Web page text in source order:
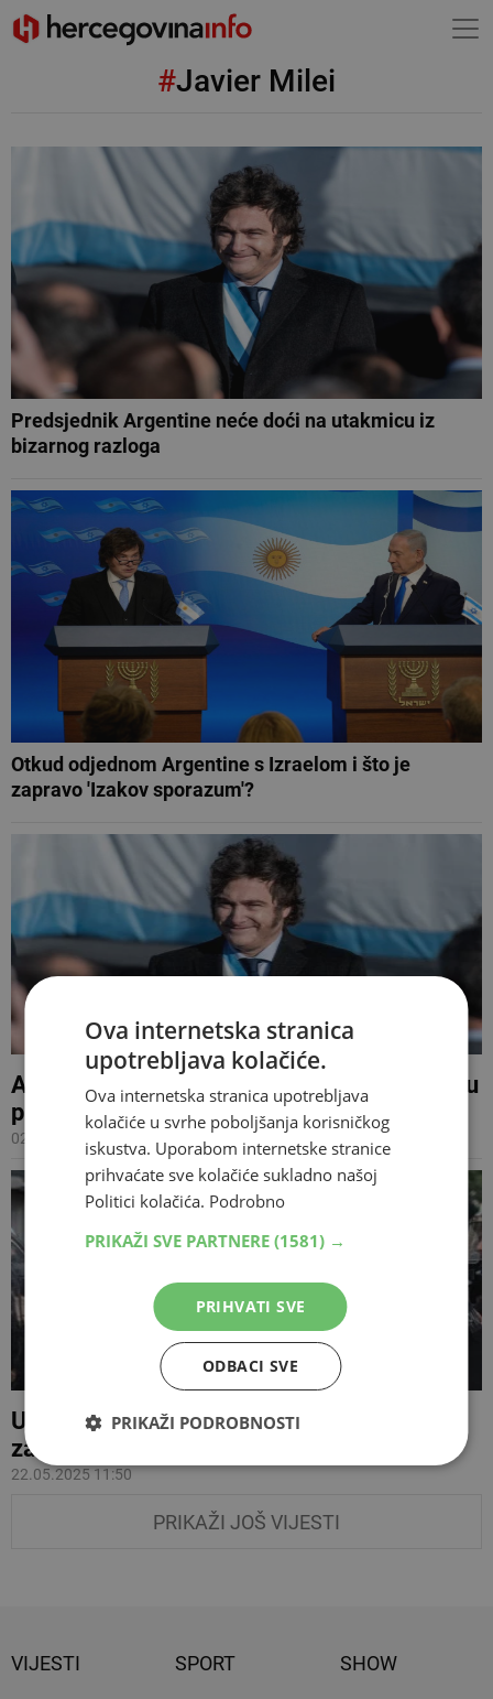
#Javier Milei
Predsjednik Argentine neće doći na utakmicu iz
bizarnog razloga
Otkud odjednom Argentine s Izraelom i što je
zapravo 'Izakov sporazum'?
Argentinski predsjednik Milei najavio borbu
protiv zla socijalizma i woke ideologije
02.01.2026 22:23
Umirovljenici ozlijeđeni tijekom prosvjeda
za veće mirovine
22.05.2025 11:50
PRIKAŽI JOŠ VIJESTI
VIJESTI SPORT SHOW
Ova internetska stranica
upotrebljava kolačiće.
Ova internetska stranica upotrebljava
kolačiće u svrhe poboljšanja korisničkog
iskustva. Uporabom internetske stranice
prihvaćate sve kolačiće sukladno našoj
Politici kolačića. Podrobno
PRIKAŽI SVE PARTNERE (1581) →
PRIHVATI SVE
ODBACI SVE
PRIKAŽI PODROBNOSTI